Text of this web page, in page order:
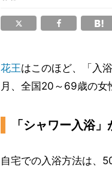
花王はこのほど、「入
月、全国20～69歳の女
「シャワー入浴
自宅での入浴方法は、